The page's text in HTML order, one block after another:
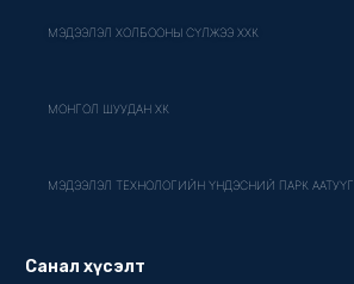
МЭДЭЭЛЭЛ ХОЛБООНЫ СҮЛЖЭЭ ХХК
МОНГОЛ ШУУДАН ХК
МЭДЭЭЛЭЛ ТЕХНОЛОГИЙН ҮНДЭСНИЙ ПАРК ААТУҮГ
Санал хүсэлт